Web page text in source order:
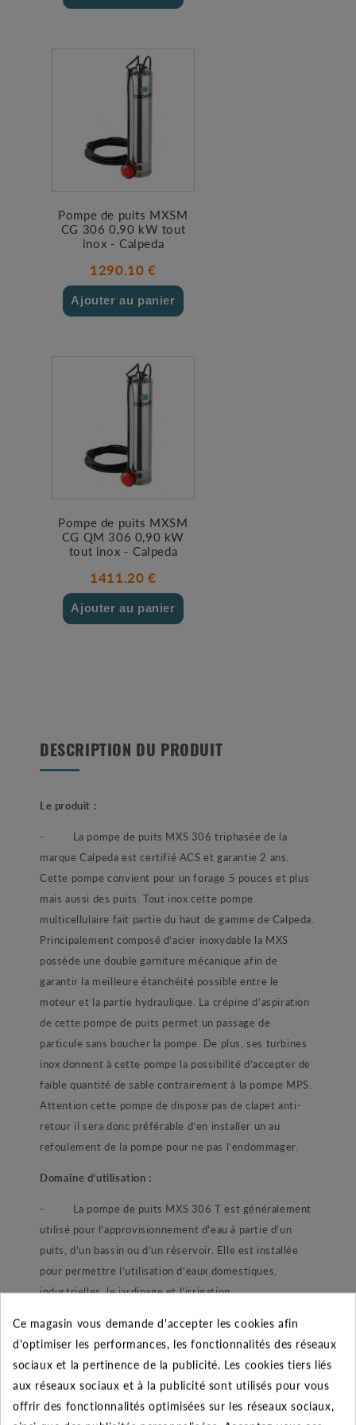
Pompe de puits MXSM
CG 306 0,90 kW tout
inox - Calpeda
1290.10 €
Ajouter au panier
Pompe de puits MXSM
CG QM 306 0,90 kW
tout inox - Calpeda
1411.20 €
Ajouter au panier
DESCRIPTION DU PRODUIT
Le produit :
-
La pompe de puits MXS 306 triphasée de la
marque Calpeda est certifié ACS et garantie 2 ans.
Cette pompe convient pour un forage 5 pouces et plus
mais aussi des puits. Tout inox cette pompe
multicellulaire fait partie du haut de gamme de Calpeda.
Principalement composé d’acier inoxydable la MXS
possède une double garniture mécanique afin de
garantir la meilleure étanchéité possible entre le
moteur et la partie hydraulique. La crépine d’aspiration
de cette pompe de puits permet un passage de
particule sans boucher la pompe. De plus, ses turbines
inox donnent à cette pompe la possibilité d’accepter de
faible quantité de sable contrairement à la pompe MPS.
Attention cette pompe de dispose pas de clapet anti-
retour il sera donc préférable d’en installer un au
refoulement de la pompe pour ne pas l’endommager.
Domaine d’utilisation :
-
La pompe de puits MXS 306 T est généralement
utilisé pour l’approvisionnement d’eau à partie d’un
puits, d’un bassin ou d’un réservoir. Elle est installée
pour permettre l’utilisation d’eaux domestiques,
industrielles, le jardinage et l’irrigation.
Ses points forts :
-
Particulièrement robuste cette pompe en
matériaux inoxydables est dotée d’une double garniture
mécanique. Cette dernière permet une parfaite
étanchéité du moteur. D’une fiabilité extrême la pompe
Ce magasin vous demande d'accepter les cookies afin
d'optimiser les performances, les fonctionnalités des réseaux
sociaux et la pertinence de la publicité. Les cookies tiers liés
aux réseaux sociaux et à la publicité sont utilisés pour vous
offrir des fonctionnalités optimisées sur les réseaux sociaux,